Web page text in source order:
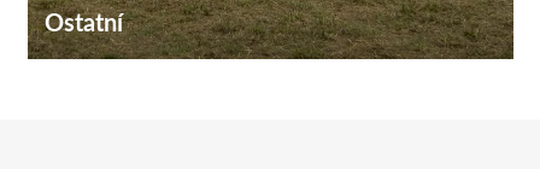
Ostatní